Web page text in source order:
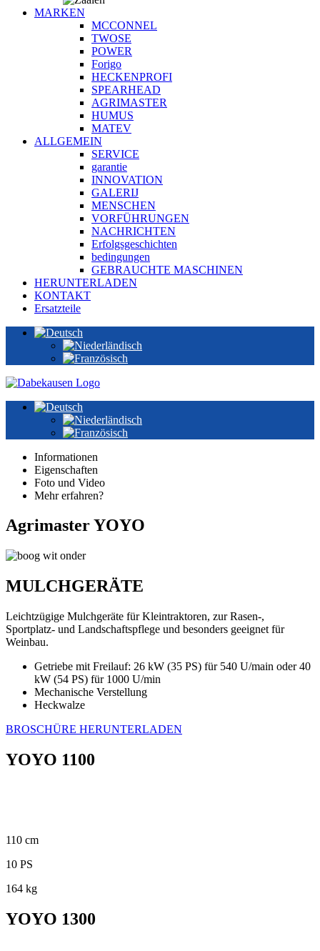
MARKEN
MCCONNEL
TWOSE
POWER
Forigo
HECKENPROFI
SPEARHEAD
AGRIMASTER
HUMUS
MATEV
ALLGEMEIN
SERVICE
garantie
INNOVATION
GALERIJ
MENSCHEN
VORFÜHRUNGEN
NACHRICHTEN
Erfolgsgeschichten
bedingungen
GEBRAUCHTE MASCHINEN
HERUNTERLADEN
KONTAKT
Ersatzteile
Informationen
Eigenschaften
Foto und Video
Mehr erfahren?
Agrimaster YOYO
MULCHGERÄTE
Leichtzügige Mulchgeräte für Kleintraktoren, zur Rasen-,
Sportplatz- und Landschaftspflege und besonders geeignet für
Weinbau.
Getriebe mit Freilauf: 26 kW (35 PS) für 540 U/main oder 40
kW (54 PS) für 1000 U/min
Mechanische Verstellung
Heckwalze
BROSCHÜRE HERUNTERLADEN
YOYO 1100
110 cm
10 PS
164 kg
YOYO 1300